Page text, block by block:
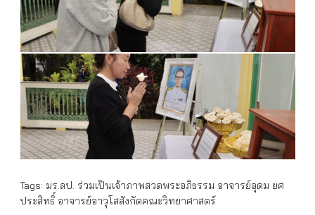
Tags: มร.ลป. ร่วมเป็นเจ้าภาพสวดพระอภิธรรม อาจารย์อุดม ยศ
ประสิทธิ์ อาจารย์อาวุโสสังกัดคณะวิทยาศาสตร์